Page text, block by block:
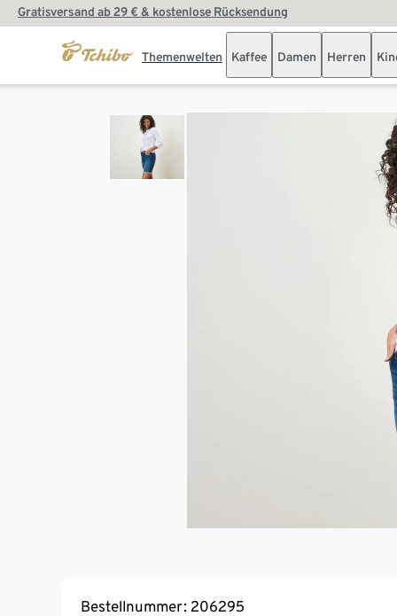
Gratisversand ab 29 € & kostenlose Rücksendung
Themenwelten Kaffee Damen Herren
Bestellnummer: 206295